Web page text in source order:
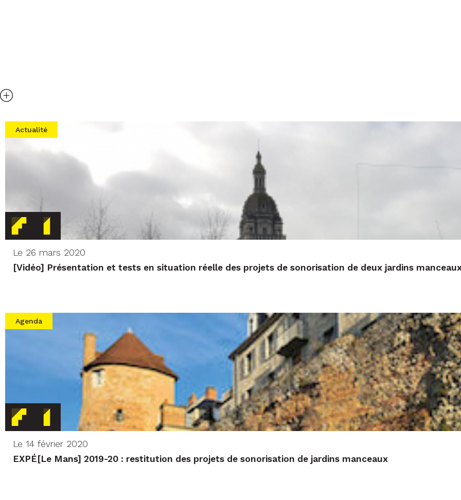
Actualité
Le 26 mars 2020
[Vidéo] Présentation et tests en situation réelle des projets de sonorisation de deux jardins
Agenda
Le 14 février 2020
EXPÉ[Le Mans] 2019-20 : restitution des projets de sonorisation de jardins manceaux